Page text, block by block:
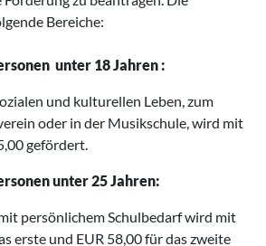
Bereiche:
unter 18 Jahren :
und kulturellen Leben, zum
oder in der Musikschule, wird mit
gefördert.
unter 25 Jahren:
persönlichem Schulbedarf wird mit
erste und EUR 58,00 für das zweite